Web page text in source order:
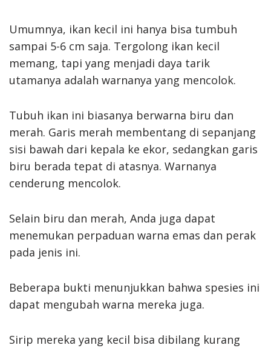
Umumnya, ikan kecil ini hanya bisa tumbuh
sampai 5-6 cm saja. Tergolong ikan kecil
memang, tapi yang menjadi daya tarik
utamanya adalah warnanya yang mencolok.
Tubuh ikan ini biasanya berwarna biru dan
merah. Garis merah membentang di sepanjang
sisi bawah dari kepala ke ekor, sedangkan garis
biru berada tepat di atasnya. Warnanya
cenderung mencolok.
Selain biru dan merah, Anda juga dapat
menemukan perpaduan warna emas dan perak
pada jenis ini.
Beberapa bukti menunjukkan bahwa spesies ini
dapat mengubah warna mereka juga.
Sirip mereka yang kecil bisa dibilang kurang